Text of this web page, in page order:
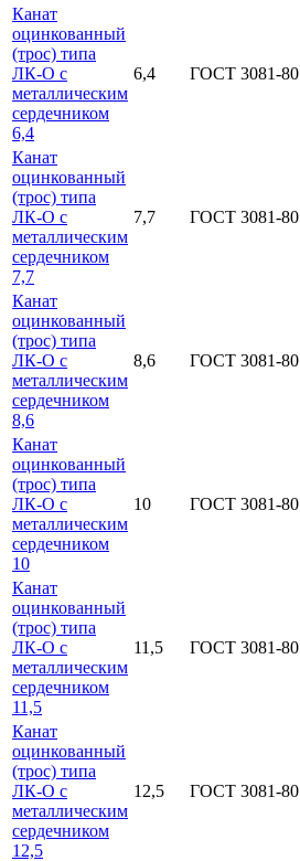
Канат
оцинкованный
(трос) типа
ЛК-О с
металлическим
сердечником
6,4
6,4 ГОСТ 3081-80
Канат
оцинкованный
(трос) типа
ЛК-О с
металлическим
сердечником
7,7
7,7 ГОСТ 3081-80
Канат
оцинкованный
(трос) типа
ЛК-О с
металлическим
сердечником
8,6
8,6 ГОСТ 3081-80
Канат
оцинкованный
(трос) типа
ЛК-О с
металлическим
сердечником
10
10 ГОСТ 3081-80
Канат
оцинкованный
(трос) типа
ЛК-О с
металлическим
сердечником
11,5
11,5 ГОСТ 3081-80
Канат
оцинкованный
(трос) типа
ЛК-О с
металлическим
сердечником
12,5
12,5 ГОСТ 3081-80